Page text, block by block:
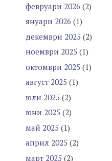
февруари 2026 (2)
януари 2026 (1)
декември 2025 (2)
ноември 2025 (1)
октомври 2025 (1)
август 2025 (1)
юли 2025 (2)
юни 2025 (2)
май 2025 (1)
април 2025 (2)
март 2025 (2)